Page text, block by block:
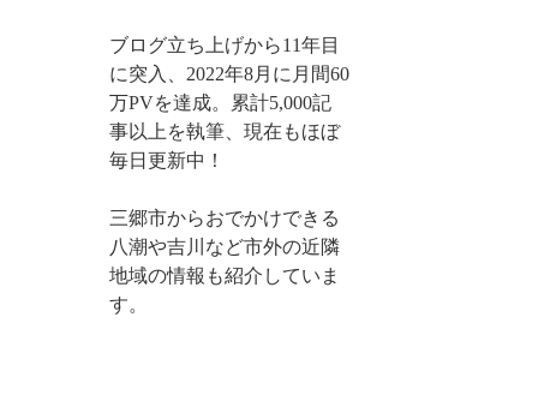
ブログ立ち上げから11年目
に突入、2022年8月に月間60
万PVを達成。累計5,000記
事以上を執筆、現在もほぼ
毎日更新中！
三郷市からおでかけできる
八潮や吉川など市外の近隣
地域の情報も紹介していま
す。